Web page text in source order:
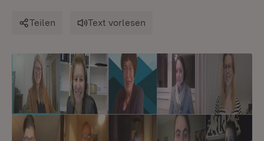
Teilen Text vorlesen